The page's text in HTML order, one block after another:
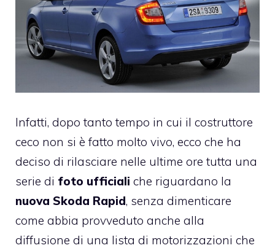
Infatti, dopo tanto tempo in cui il costruttore
ceco non si è fatto molto vivo, ecco che ha
deciso di rilasciare nelle ultime ore tutta una
serie di foto ufficiali che riguardano la
nuova Skoda Rapid, senza dimenticare
come abbia provveduto anche alla
diffusione di una lista di motorizzazioni che